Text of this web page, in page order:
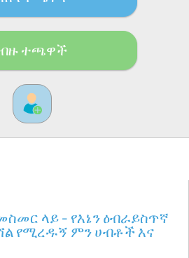
ተጫዋች
ላይ - የእኔን ዕብራይስጥኛ
የሚረዱኝ ምን ሀብቶች እና